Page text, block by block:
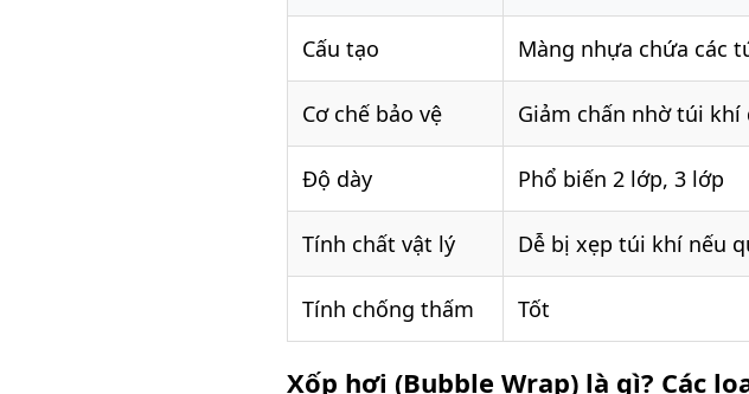
Cấu tạo Màng nhựa chứa các
Cơ chế bảo vệ Giảm chấn nhờ túi khí
Độ dày Phổ biến 2 lớp, 3 lớp
Tính chất vật lý Dễ bị xẹp túi khí nếu
Tính chống thấm Tốt
Xốp hơi (Bubble Wrap) là gì? Các